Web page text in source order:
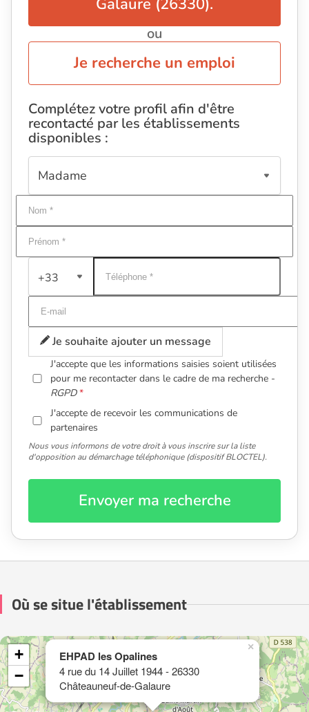
Galaure (26330).
ou
Je recherche un emploi
Complétez votre profil afin d'être
recontacté par les établissements
disponibles :
+33
Je souhaite ajouter un message
J'accepte que les informations saisies soient utilisées
pour me recontacter dans le cadre de ma recherche -
RGPD
J'accepte de recevoir les communications de
partenaires
Nous vous informons de votre droit à vous inscrire sur la liste
d'opposition au démarchage téléphonique (dispositif BLOCTEL).
Envoyer ma recherche
Où se situe l'établissement
EHPAD les Opalines
4 rue du 14 Juillet 1944 - 26330
Châteauneuf-de-Galaure
×
+
−